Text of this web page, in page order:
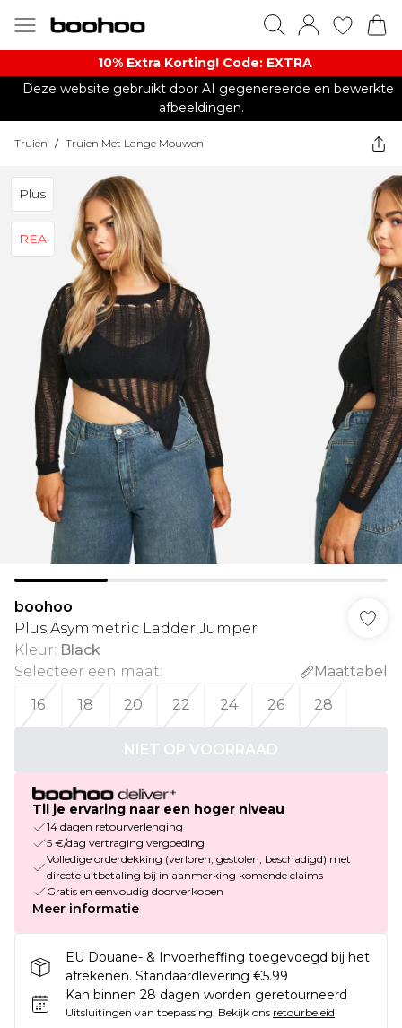
10% Extra Korting! Code: EXTRA​
Deze website gebruikt door AI gegenereerde en bewerkte
afbeeldingen.
Truien / Truien Met Lange Mouwen
Plus
REA
boohoo
Plus Asymmetric Ladder Jumper
Kleur: Black
Selecteer een maat:
Maattabel
16
18 20 22 24 26 28
NIET OP VOORRAAD
Til je ervaring naar een hoger niveau
14 dagen retourverlenging
5 €/dag vertraging vergoeding
Volledige orderdekking (verloren, gestolen, beschadigd) met
directe uitbetaling bij in aanmerking komende claims
Gratis en eenvoudig doorverkopen
Meer informatie
EU Douane- & Invoerheffing toegevoegd bij het
afrekenen. Standaardlevering €5.99
Kan binnen 28 dagen worden geretourneerd
Uitsluitingen van toepassing. Bekijk ons retourbeleid